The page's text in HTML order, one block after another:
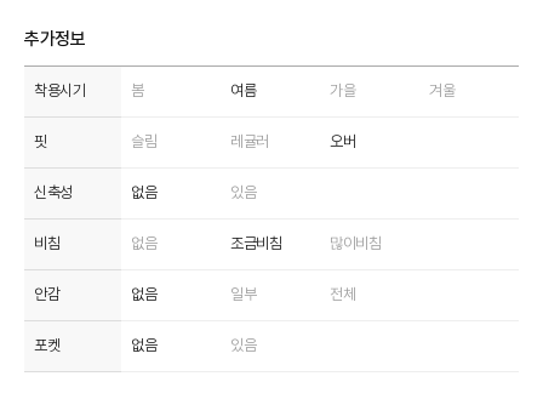
추가정보
착용시기 봄 여름 가을 겨울
핏 슬림 레귤러 오버
신축성 없음 있음
비침 없음 조금비침 많이비침
안감 없음 일부 전체
포켓 없음 있음